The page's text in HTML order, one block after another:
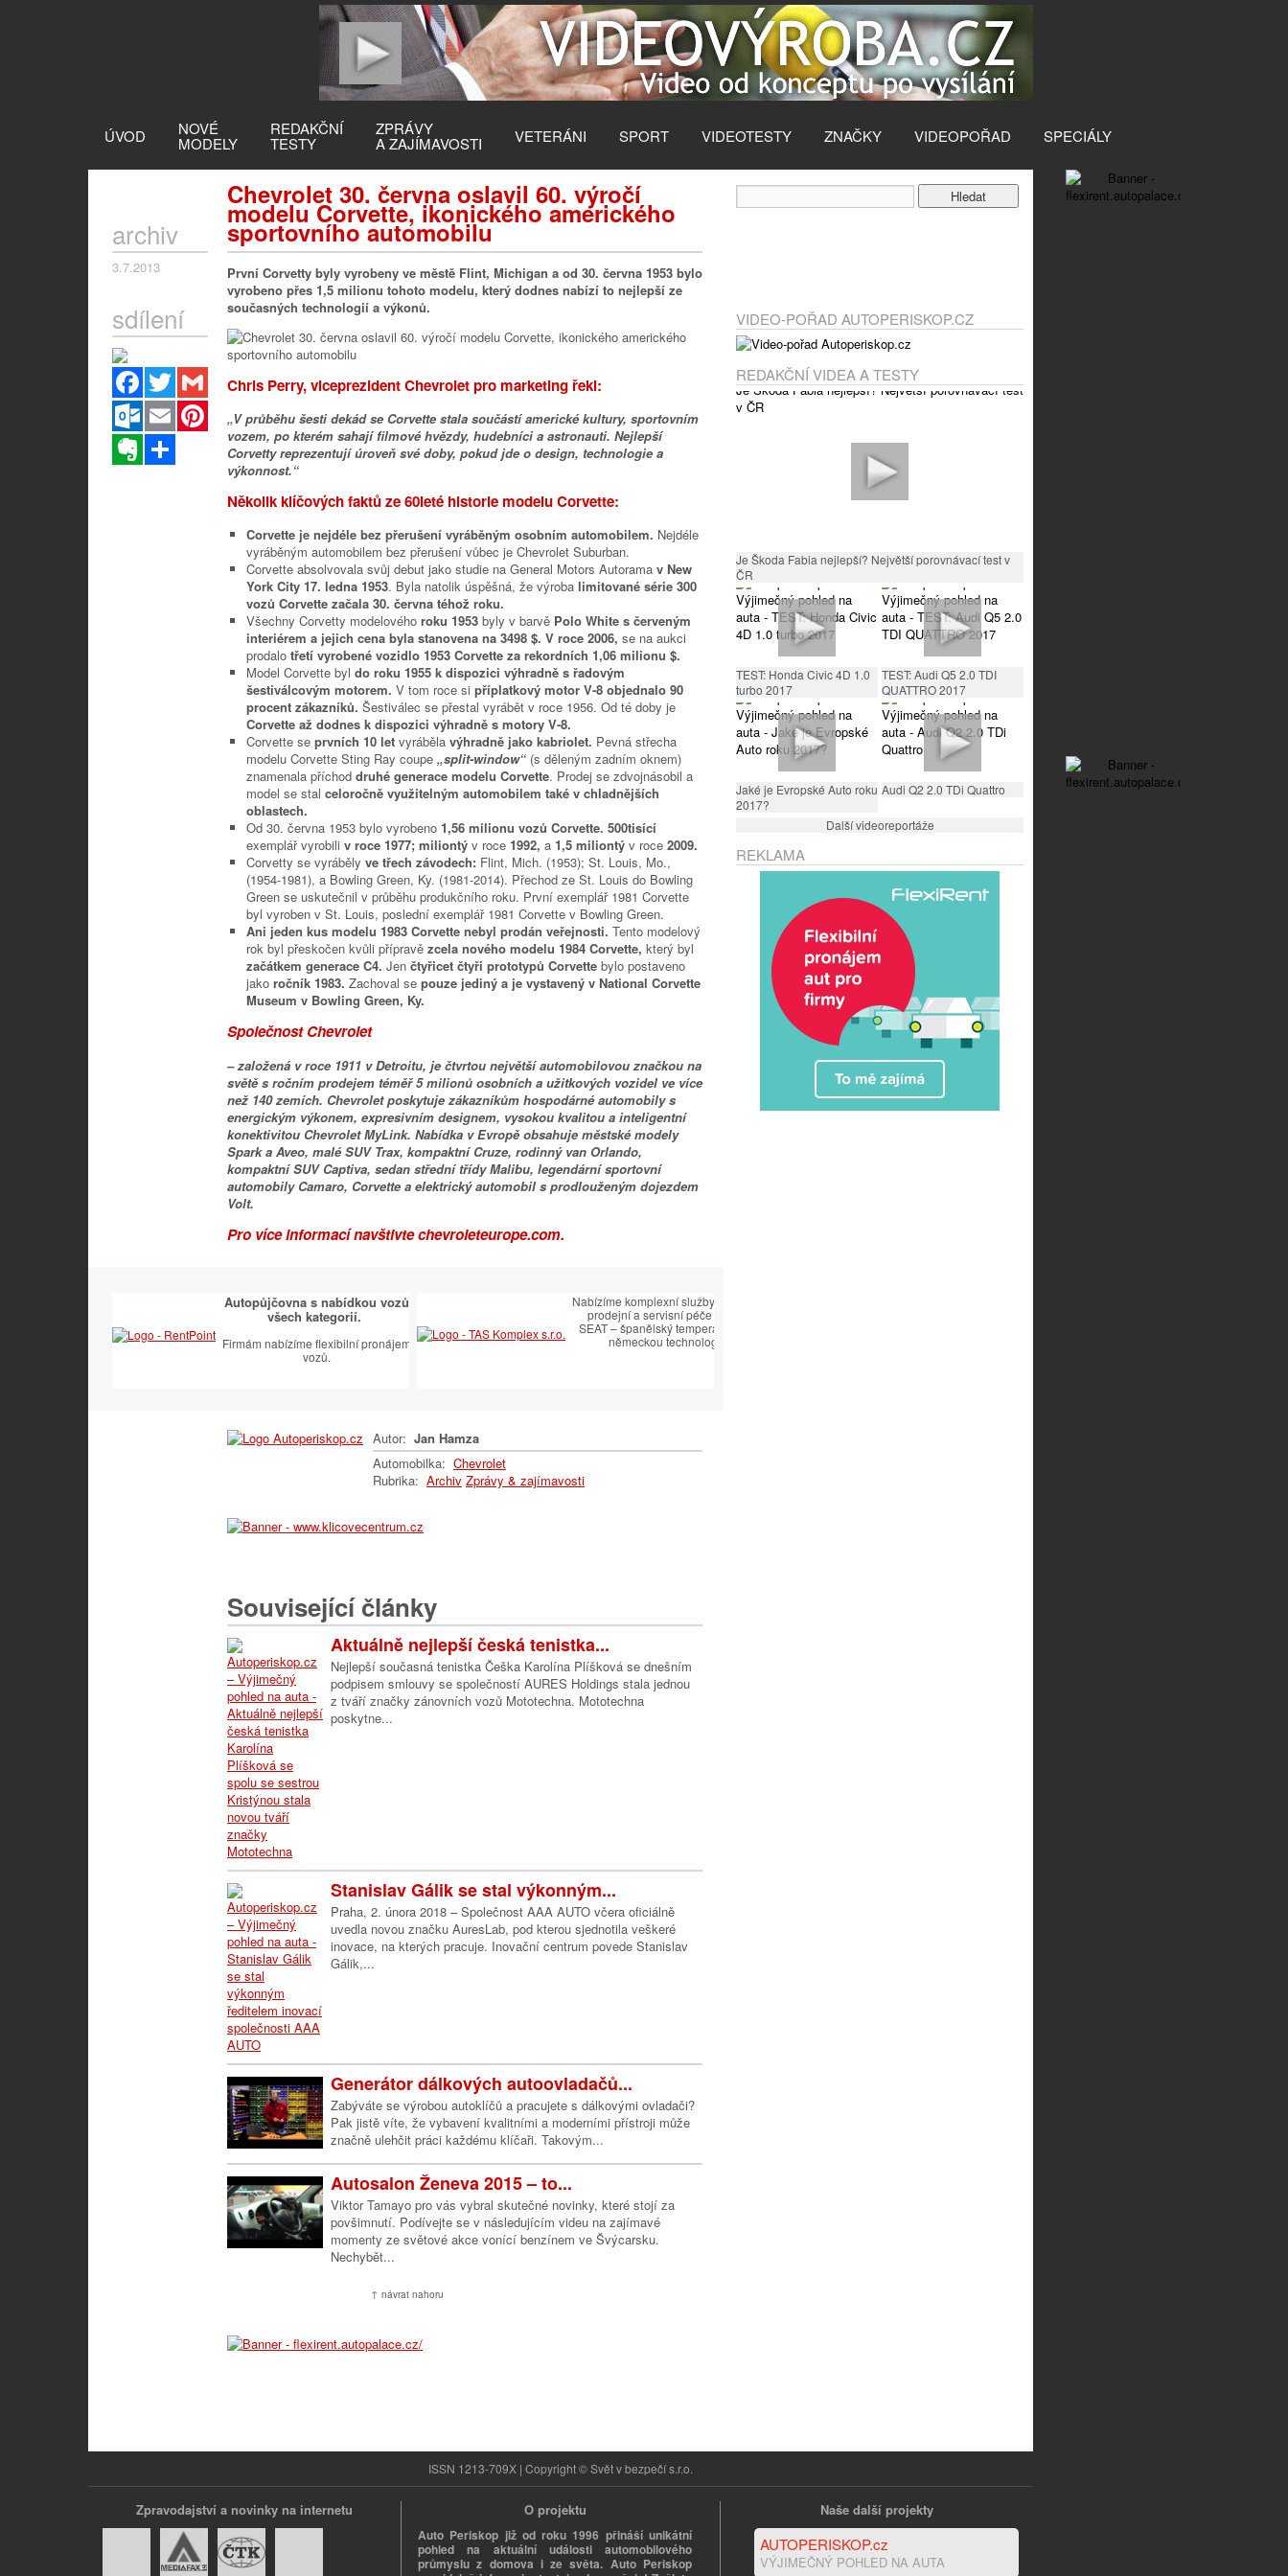
ÚVOD NOVÉ
MODELY
REDAKČNÍ
TESTY
ZPRÁVY
A ZAJÍMAVOSTI VETERÁNI SPORT VIDEOTESTY ZNAČKY VIDEOPOŘAD SPECIÁLY
Chevrolet 30. června oslavil 60. výročí
modelu Corvette, ikonického amerického
sportovního automobilu
archiv
3.7.2013
sdílení
Facebook
Twitter
Outlook.com
Email
Evernote
První Corvetty byly vyrobeny ve městě Flint, Michigan a od 30. června 1953 bylo
vyrobeno přes 1,5 milionu tohoto modelu, který dodnes nabízí to nejlepší ze
současných technologií a výkonů.
Chris Perry, viceprezident Chevrolet pro marketing řekl:
„V průběhu šesti dekád se Corvette stala součástí americké kultury, sportovním
vozem, po kterém sahají filmové hvězdy, hudebníci a astronauti. Nejlepší
Corvetty reprezentují úroveň své doby, pokud jde o design, technologie a
výkonnost.“
Několik klíčových faktů ze 60leté historie modelu Corvette:
Corvette je nejdéle bez přerušení vyráběným osobním automobilem. Nejdéle
vyráběným automobilem bez přerušení vůbec je Chevrolet Suburban.
Corvette absolvovala svůj debut jako studie na General Motors Autorama v New
York City 17. ledna 1953. Byla natolik úspěšná, že výroba limitované série 300
vozů Corvette začala 30. června téhož roku.
Všechny Corvetty modelového roku 1953 byly v barvě Polo White s červeným
interiérem a jejich cena byla stanovena na 3498 $. V roce 2006, se na aukci
prodalo třetí vyrobené vozidlo 1953 Corvette za rekordních 1,06 milionu $.
Model Corvette byl do roku 1955 k dispozici výhradně s řadovým
šestiválcovým motorem. V tom roce si příplatkový motor V-8 objednalo 90
procent zákazníků. Šestiválec se přestal vyrábět v roce 1956. Od té doby je
Corvette až dodnes k dispozici výhradně s motory V-8.
Corvette se prvních 10 let vyráběla výhradně jako kabriolet. Pevná střecha
modelu Corvette Sting Ray coupe „split-window“ (s děleným zadním oknem)
znamenala příchod druhé generace modelu Corvette. Prodej se zdvojnásobil a
model se stal celoročně využitelným automobilem také v chladnějších
oblastech.
Od 30. června 1953 bylo vyrobeno 1,56 milionu vozů Corvette. 500tisící
exemplář vyrobili v roce 1977; miliontý v roce 1992, a 1,5 miliontý v roce 2009.
Corvetty se vyráběly ve třech závodech: Flint, Mich. (1953); St. Louis, Mo.,
(1954-1981), a Bowling Green, Ky. (1981-2014). Přechod ze St. Louis do Bowling
Green se uskutečnil v průběhu produkčního roku. První exemplář 1981 Corvette
byl vyroben v St. Louis, poslední exemplář 1981 Corvette v Bowling Green.
Ani jeden kus modelu 1983 Corvette nebyl prodán veřejnosti. Tento modelový
rok byl přeskočen kvůli přípravě zcela nového modelu 1984 Corvette, který byl
začátkem generace C4. Jen čtyřicet čtyři prototypů Corvette bylo postaveno
jako ročník 1983. Zachoval se pouze jediný a je vystavený v National Corvette
Museum v Bowling Green, Ky.
Společnost Chevrolet
– založená v roce 1911 v Detroitu, je čtvrtou největší automobilovou značkou na
světě s ročním prodejem téměř 5 milionů osobních a užitkových vozidel ve více
než 140 zemích. Chevrolet poskytuje zákazníkům hospodárné automobily s
energickým výkonem, expresivním designem, vysokou kvalitou a inteligentní
konektivitou Chevrolet MyLink. Nabídka v Evropě obsahuje městské modely
Spark a Aveo, malé SUV Trax, kompaktní Cruze, rodinný van Orlando,
kompaktní SUV Captiva, sedan střední třídy Malibu, legendární sportovní
automobily Camaro, Corvette a elektrický automobil s prodlouženým dojezdem
Volt.
Pro více informací navštivte chevroleteurope.com.
Autopůjčovna s nabídkou vozů
všech kategorií.
Firmám nabízíme flexibilní pronájem
vozů.
Nabízíme komplexní služby v oblasti
prodejní a servisní péče SEAT.
SEAT – španělský temperament s
německou technologií
Autor: Jan Hamza
Automobilka: Chevrolet
Rubrika: Archiv Zprávy & zajímavosti
Související články
Aktuálně nejlepší česká tenistka...
Nejlepší současná tenistka Češka Karolína Plíšková se dnešním
podpisem smlouvy se společností AURES Holdings stala jednou
z tváří značky zánovních vozů Mototechna. Mototechna
poskytne...
Stanislav Gálik se stal výkonným...
Praha, 2. února 2018 – Společnost AAA AUTO včera oficiálně
uvedla novou značku AuresLab, pod kterou sjednotila veškeré
inovace, na kterých pracuje. Inovační centrum povede Stanislav
Gálik,...
Generátor dálkových autoovladačů...
Zabýváte se výrobou autoklíčů a pracujete s dálkovými ovladači?
Pak jistě víte, že vybavení kvalitními a moderními přístroji může
značně ulehčit práci každému klíčaři. Takovým...
Autosalon Ženeva 2015 – to...
Viktor Tamayo pro vás vybral skutečné novinky, které stojí za
povšimnutí. Podívejte se v následujícím videu na zajímavé
momenty ze světové akce vonící benzínem ve Švýcarsku.
Nechybět...
↑ návrat nahoru
VIDEO-POŘAD AUTOPERISKOP.CZ
REDAKČNÍ VIDEA A TESTY
Je Škoda Fabia nejlepší? Největší porovnávací test v
ČR
TEST: Honda Civic 4D 1.0
turbo 2017
TEST: Audi Q5 2.0 TDI
QUATTRO 2017
Jaké je Evropské Auto roku
2017?
Audi Q2 2.0 TDi Quattro
Další videoreportáže
REKLAMA
ISSN 1213-709X | Copyright © Svět v bezpečí s.r.o.
Zpravodajství a novinky na internetu Naše další projekty
AUTOPERISKOP.cz
VÝJIMEČNÝ POHLED NA AUTA
O projektu
Auto Periskop již od roku 1996 přináší unikátní
pohled na aktuální události automobilového
průmyslu z domova i ze světa. Auto Periskop